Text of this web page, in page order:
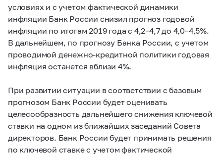
условиях и с учетом фактической динамики
инфляции Банк России снизил прогноз годовой
инфляции по итогам 2019 года с 4,2–4,7до 4,0–4,5%.
В дальнейшем, по прогнозу Банка России, с учетом
проводимой денежно-кредитной политики годовая
инфляция останется вблизи 4%.
При развитии ситуации в соответствии с базовым
прогнозом Банк России будет оценивать
целесообразность дальнейшего снижения ключевой
ставки на одном из ближайших заседаний Совета
директоров. Банк России будет принимать решения
по ключевой ставке с учетом фактической